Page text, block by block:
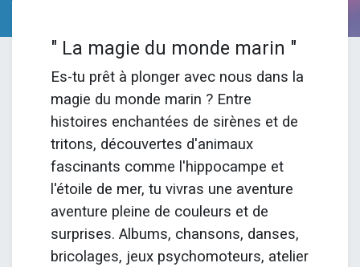
" La magie du monde marin "
Es-tu prêt à plonger avec nous dans la
magie du monde marin ? Entre
histoires enchantées de sirènes et de
tritons, découvertes d'animaux
fascinants comme l'hippocampe et
l'étoile de mer, tu vivras une aventure
aventure pleine de couleurs et de
surprises. Albums, chansons, danses,
bricolages, jeux psychomoteurs, atelier